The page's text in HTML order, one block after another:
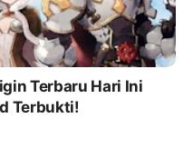
Terbaru Hari Ini
Terbukti!